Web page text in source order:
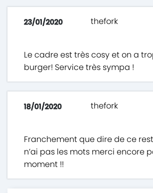
23/01/2020 thefork
Le cadre est très cosy et on a
burger! Service très sympa !
18/01/2020 thefork
Franchement que dire de ce
n’ai pas les mots merci encore
moment !!